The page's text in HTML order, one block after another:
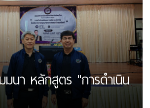
มนา หลักสูตร "การดำเนิน